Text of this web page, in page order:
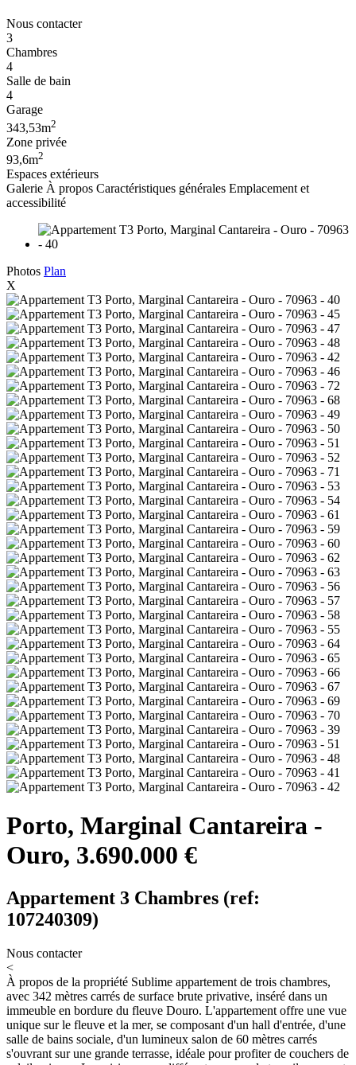
Nous contacter
3
Chambres
4
Salle de bain
4
Garage
343,53m2
Zone privée
93,6m2
Espaces extérieurs
Galerie À propos Caractéristiques générales Emplacement et
accessibilité
Photos Plan
X
Porto, Marginal Cantareira -
Ouro, 3.690.000 €
Appartement 3 Chambres (ref:
107240309)
Nous contacter
<
À propos de la propriété Sublime appartement de trois chambres,
avec 342 mètres carrés de surface brute privative, inséré dans un
immeuble en bordure du fleuve Douro. L'appartement offre une vue
unique sur le fleuve et la mer, se composant d'un hall d'entrée, d'une
salle de bains sociale, d'un lumineux salon de 60 mètres carrés
s'ouvrant sur une grande terrasse, idéale pour profiter de couchers de